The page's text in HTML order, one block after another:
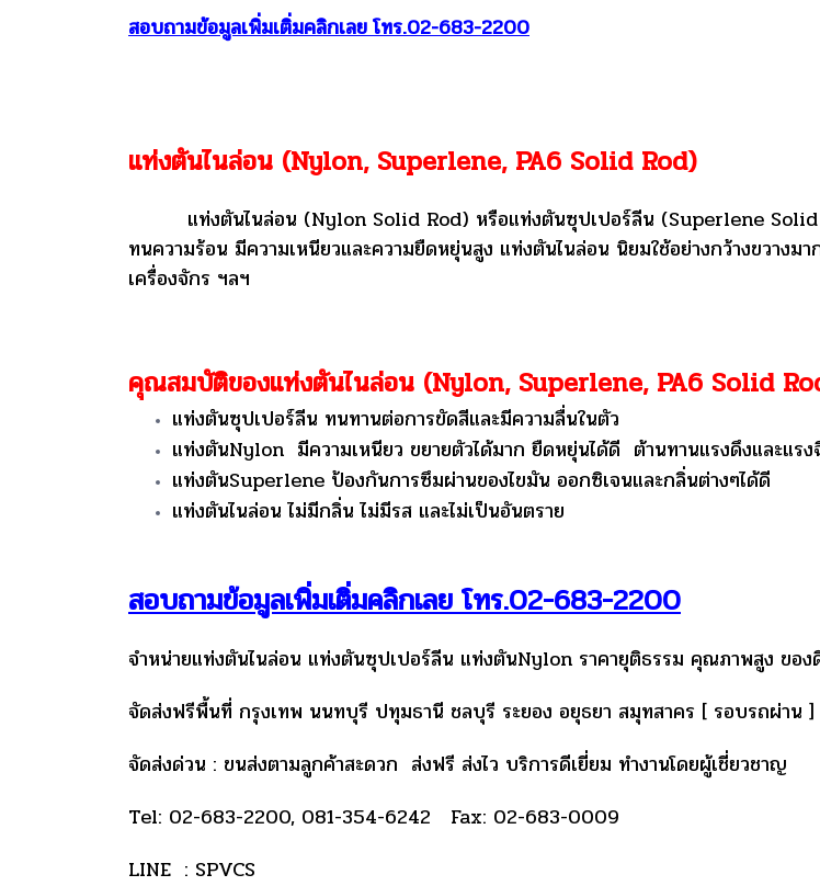
สอบถามข้อมูลเพิ่มเติ่มคลิกเลย โทร.02-683-2200
แท่งตันไนล่อน (Nylon, Superlene, PA6 Solid Rod)
แท่งตันไนล่อน (Nylon Solid Rod) หรือแท่งตันซุปเปอร์ลีน (Superlene Solid
ทนความร้อน มีความเหนียวและความยืดหยุ่นสูง แท่งตันไนล่อน นิยมใช้อย่างกว้างขวาง
เครื่องจักร ฯลฯ
คุณสมบัติของแท่งตันไนล่อน (Nylon, Superlene, PA6 Solid
แท่งตันซุปเปอร์ลีน ทนทานต่อการขัดสีและมีความลื่นในตัว
แท่งตันNylon มีความเหนียว ขยายตัวได้มาก ยืดหยุ่นได้ดี ต้านทานแรงดึงและแร
แท่งตันSuperlene ป้องกันการซึมผ่านของไขมัน ออกซิเจนและกลิ่นต่างๆได้ดี
แท่งตันไนล่อน ไม่มีกลิ่น ไม่มีรส และไม่เป็นอันตราย
สอบถามข้อมูลเพิ่มเติ่มคลิกเลย โทร.02-683-2200
จำหน่ายแท่งตันไนล่อน แท่งตันซุปเปอร์ลีน แท่งตันNylon ราคายุติธรรม คุณภาพสูง ของ
จัดส่งฟรีพื้นที่ กรุงเทพ นนทบุรี ปทุมธานี ชลบุรี ระยอง อยุธยา สมุทสาคร [ รอบรถผ่าน ]
จัดส่งด่วน : ขนส่งตามลูกค้าสะดวก ส่งฟรี ส่งไว บริการดีเยี่ยม ทำงานโดยผู้เชี่ยวชาญ
Tel: 02-683-2200, 081-354-6242 Fax: 02-683-0009
LINE : SPVCS